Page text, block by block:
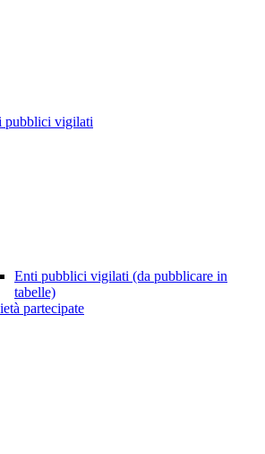
pubblici vigilati
Enti pubblici vigilati (da pubblicare in
tabelle)
partecipate